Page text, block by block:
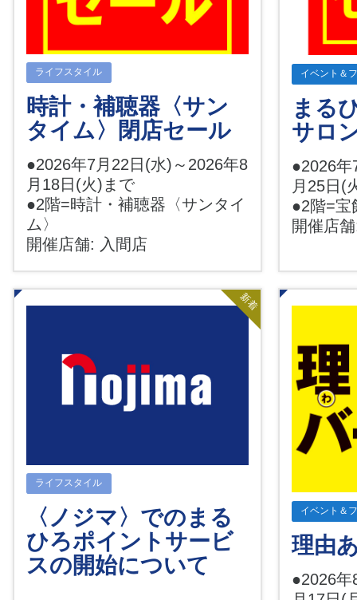
ライフスタイル
時計・補聴器〈サン
タイム〉閉店セール
●2026年7月22日(水)～2026年8
月18日(火)まで
●2階=時計・補聴器〈サンタイ
ム〉
開催店舗: 入間店
イベント＆
まる
サロ
●2026年
月25日(
●2階=
開催店
新着
ライフスタイル
〈ノジマ〉でのまる
ひろポイントサービ
スの開始について
イベント＆
理由
●2026年